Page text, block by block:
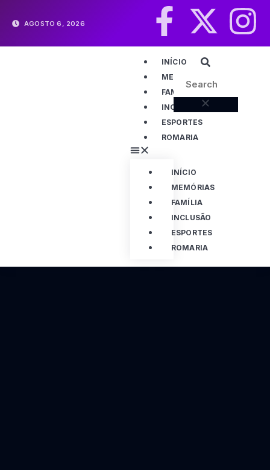
AGOSTO 6, 2026
INÍCIO
MEMÓRIAS
FAMÍLIA
INCLUSÃO
ESPORTES
ROMARIA
INÍCIO
MEMÓRIAS
FAMÍLIA
INCLUSÃO
ESPORTES
ROMARIA